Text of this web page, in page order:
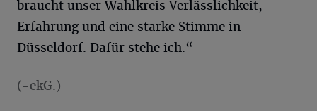
braucht unser Wahlkreis Verlässlichkeit,
Erfahrung und eine starke Stimme in
Düsseldorf. Dafür stehe ich.“
(-ekG.)